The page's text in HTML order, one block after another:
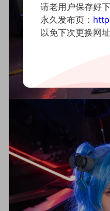
请老用户保存好
永久发布页：
以免下次更换网